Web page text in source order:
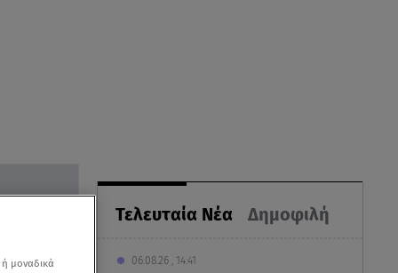
Τελευταία Νέα Δημοφιλή
06.08.26 , 14:41
μοναδικά